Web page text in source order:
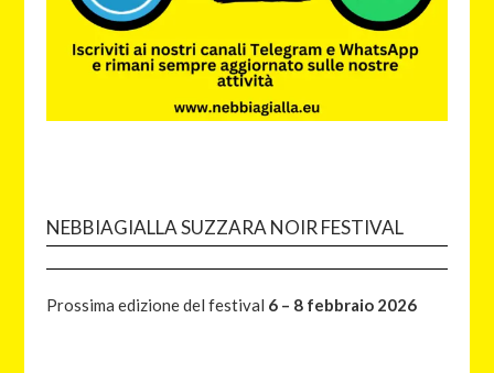
NEBBIAGIALLA SUZZARA NOIR FESTIVAL
Prossima edizione del festival 6 – 8 febbraio 2026